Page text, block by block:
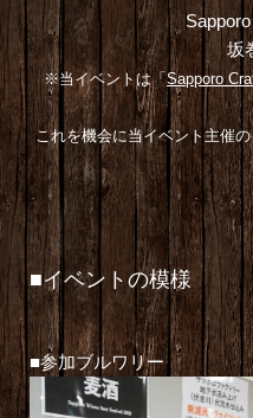
坂巻
※当イベントは「Sapporo
これを機会に当イベント主催
■イベントの模様
■参加ブルワリー